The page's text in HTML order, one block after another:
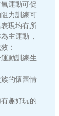
運動可促
力訓練可
現均有所
主運動，
：
動訓練生
的懷舊情
趣好玩的